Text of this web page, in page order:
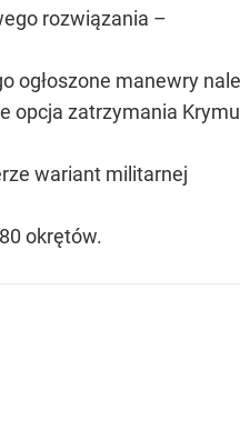
rozwiązania –
ogłoszone manewry
opcja zatrzymania
wariant militarnej
okrętów.